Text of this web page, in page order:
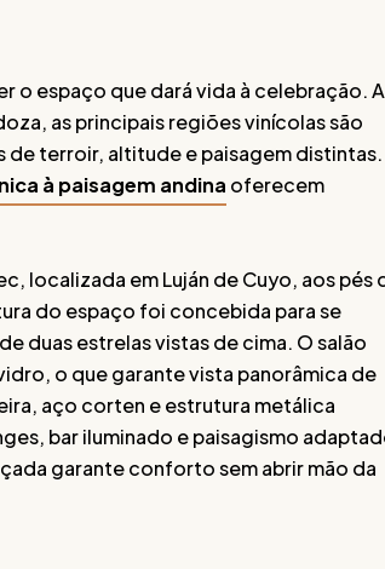
o espaço que dará vida à celebração. A
as principais regiões vinícolas são
de terroir, altitude e paisagem distintas.
à paisagem andina oferecem
localizada em Luján de Cuyo, aos pés
do espaço foi concebida para se
duas estrelas vistas de cima. O salão
o que garante vista panorâmica de
aço corten e estrutura metálica
bar iluminado e paisagismo
garante conforto sem abrir mão da